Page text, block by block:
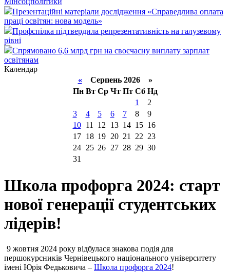
Презентаційні матеріали дослідження «Справедлива оплата
праці освітян: нова модель»
Профспілка підтвердила репрезентативність на галузевому
рівні
Спрямовано 6,6 млрд грн на своєчасну виплату зарплат
освітянам
Календар
«Серпень 2026 »
Пн Вт Ср Чт Пт Сб Нд
1
2
3
4 5 6 7 8
9
10
11 12 13 14 15 16
17
18 19 20 21 22 23
24
25 26 27 28 29 30
31
Школа профорга 2024: старт
нової генерації студентських
лідерів!
9 жовтня 2024 року відбулася знакова подія для
першокурсників Чернівецького національного університету
імені Юрія Федьковича – Школа профорга 2024!